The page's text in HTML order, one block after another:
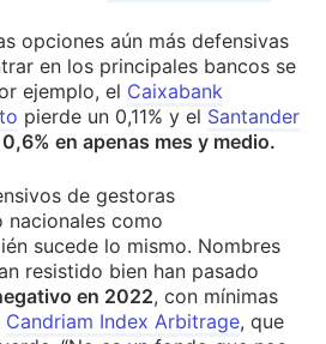
opciones aún más defensivas
en los principales bancos se
ejemplo, el Caixabank
pierde un 0,11% y el Santander
en apenas mes y medio.
de gestoras
nacionales como
sucede lo mismo. Nombres
resistido bien han pasado
en 2022, con mínimas
Candriam Index Arbitrage, que